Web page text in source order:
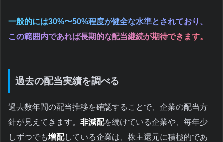
一般的には30%〜50%程度が健全な水準とされており、
この範囲内であれば長期的な配当継続が期待できます。
過去の配当実績を調べる
過去数年間の配当推移を確認することで、企業の配当方
針が見えてきます。 非減配を続けている企業や、毎年少
しずつでも増配している企業は、株主還元に積極的であ